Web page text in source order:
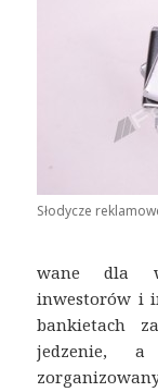
Słodycze
wane dla
inwestorów i
bankietach
jedzenie,